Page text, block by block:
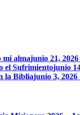
mi almajunio 21,
el Sufrimientojunio
la Bibliajunio 3, 2026